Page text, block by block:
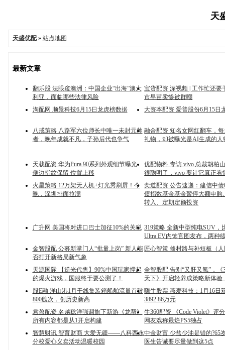
天
天盛优配» 站点地图
最新文章
翻乐股 法眼窥澳洲：中国企业“出海”澳大
利亚，面临哪些法律风险
宝货配资 深视频 | 工作忙还要
市早苗卖惨被群嘲
淘配网 顺景科技6月15日龙虎榜数据
大资本配资 爱普股份6月15日
八戒策略 八路军六位师长中唯一未封元帅
者，晚年成就不凡，子孙后代也争气
融合配资 知名女网红翻车，
礼物，却被曝光是AI生成的人
天载配资 华为Pura 90系列外观细节曝光
侧边指纹保留 位置上移
优配物料 专访 vivo 总裁胡柏
很聪明了，vivo 要让它真正看
火星策略 12万架无人机+灯光秀刷屏！今
晚，深圳排面拉满
奕道配资 公告速递：建信中
债指数基金基金暂停大额申购
转入、定期定额投资
广升网 美国将对进口巴士加征10%的关税 319策略 全新中型纯电SUV，
Ultra EV内饰官图发布，两种
金智股配 公募新掌门人“批量上岗” 新人能
否打开新格局新气象
匠心智策 修村路与补短板（
天源国际 【逆光代售】90%中国玩家撑起
的爆火游戏，国服终于要公测了！
全智股配 告别“又肝又氪”，
天下》开启轻养成策略新体验
股E融 洋山港1月干线集装箱船舶流量首破
800艘次，创历史新高
嗨牛股票 燕麦科技：1月16日
3892.86万元
君盈配资 名越稔洋强调旗下新游《龙帮》
所有内容都是从1开启构建
牛360配资 《Code Violet》评
网友戏称最烂PS5独占
智慧财讯 智育财商 大爱无疆——八科西永
分校爱心义卖活动温暖校园
中金财富 少盐少油是错的?65
医生告诫要尽量做到这5点